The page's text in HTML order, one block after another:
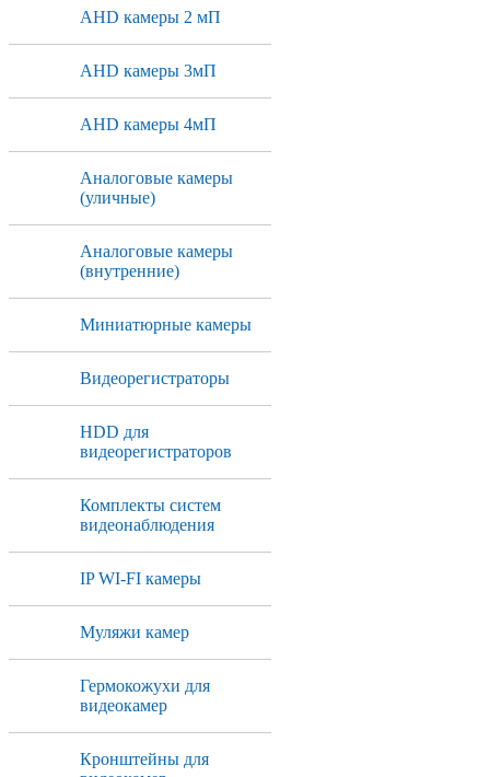
AHD камеры 2 мП
AHD камеры 3мП
AHD камеры 4мП
Аналоговые камеры
(уличные)
Аналоговые камеры
(внутренние)
Миниатюрные камеры
Видеорегистраторы
HDD для
видеорегистраторов
Комплекты систем
видеонаблюдения
IP WI-FI камеры
Муляжи камер
Гермокожухи для
видеокамер
Кронштейны для